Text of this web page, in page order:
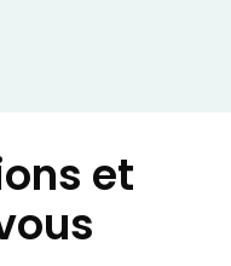
et